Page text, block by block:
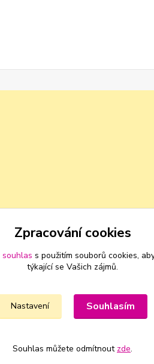
Zpracování cookies
souhlas s použitím souborů cookies,
týkající se Vašich zájmů.
Nastavení Souhlasím
Souhlas můžete odmítnout zde.